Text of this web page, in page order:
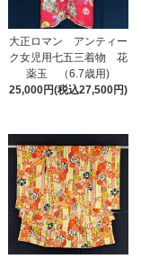
大正ロマン アンティー
ク女児用七五三着物 花
薬玉 （6.7歳用)
25,000円(税込27,500円)